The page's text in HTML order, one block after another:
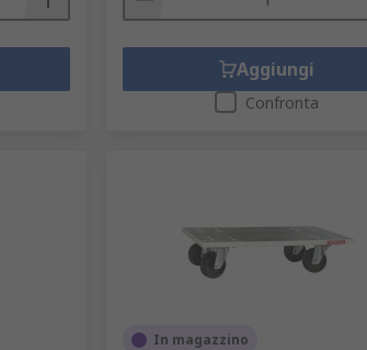
Aggiungi
Confronta
In magazzino